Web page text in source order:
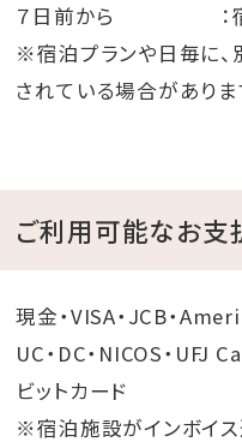
７日前から ：宿泊
※宿泊プランや日毎に、
されている場合がありま
ご利用可能なお支
現金・VISA・JCB・
UC・DC・NICOS・UFJ
ビットカード
※宿泊施設がインボイ